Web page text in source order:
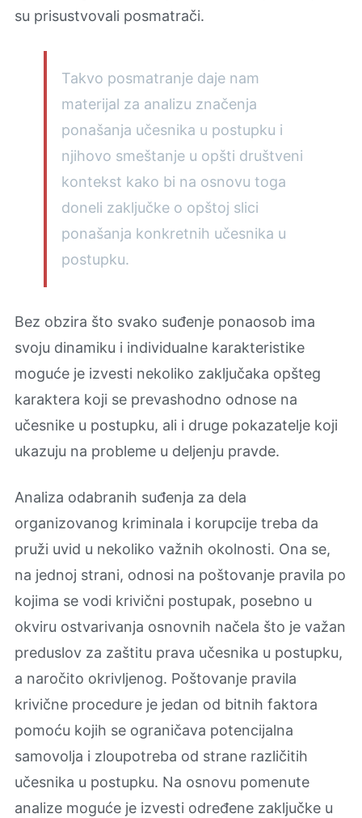
su prisustvovali posmatrači.
Takvo posmatranje daje nam
materijal za analizu značenja
ponašanja učesnika u postupku i
njihovo smeštanje u opšti društveni
kontekst kako bi na osnovu toga
doneli zaključke o opštoj slici
ponašanja konkretnih učesnika u
postupku.
Bez obzira što svako suđenje ponaosob ima
svoju dinamiku i individualne karakteristike
moguće je izvesti nekoliko zaključaka opšteg
karaktera koji se prevashodno odnose na
učesnike u postupku, ali i druge pokazatelje koji
ukazuju na probleme u deljenju pravde.
Analiza odabranih suđenja za dela
organizovanog kriminala i korupcije treba da
pruži uvid u nekoliko važnih okolnosti. Ona se,
na jednoj strani, odnosi na poštovanje pravila po
kojima se vodi krivični postupak, posebno u
okviru ostvarivanja osnovnih načela što je važan
preduslov za zaštitu prava učesnika u postupku,
a naročito okrivljenog. Poštovanje pravila
krivične procedure je jedan od bitnih faktora
pomoću kojih se ograničava potencijalna
samovolja i zloupotreba od strane različitih
učesnika u postupku. Na osnovu pomenute
analize moguće je izvesti određene zaključke u